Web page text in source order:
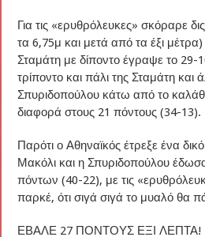
Για τις «ερυθρόλευκες» σκόραρε
τα 6,75μ και μετά από τα έξι
Σταμάτη με δίποντο έγραψε το 29-
τρίποντο και πάλι της Σταμάτη και
Σπυριδοπούλου κάτω από το
διαφορά στους 21 πόντους (34-13).
Παρότι ο Αθηναϊκός έτρεξε ένα
Μακόλι και η Σπυριδοπούλου
πόντων (40-22), με τις
παρκέ, ότι σιγά σιγά το μυαλό θα
ΕΒΑΛΕ 27 ΠΟΝΤΟΥΣ ΕΞΙ ΛΕΠΤΑ!